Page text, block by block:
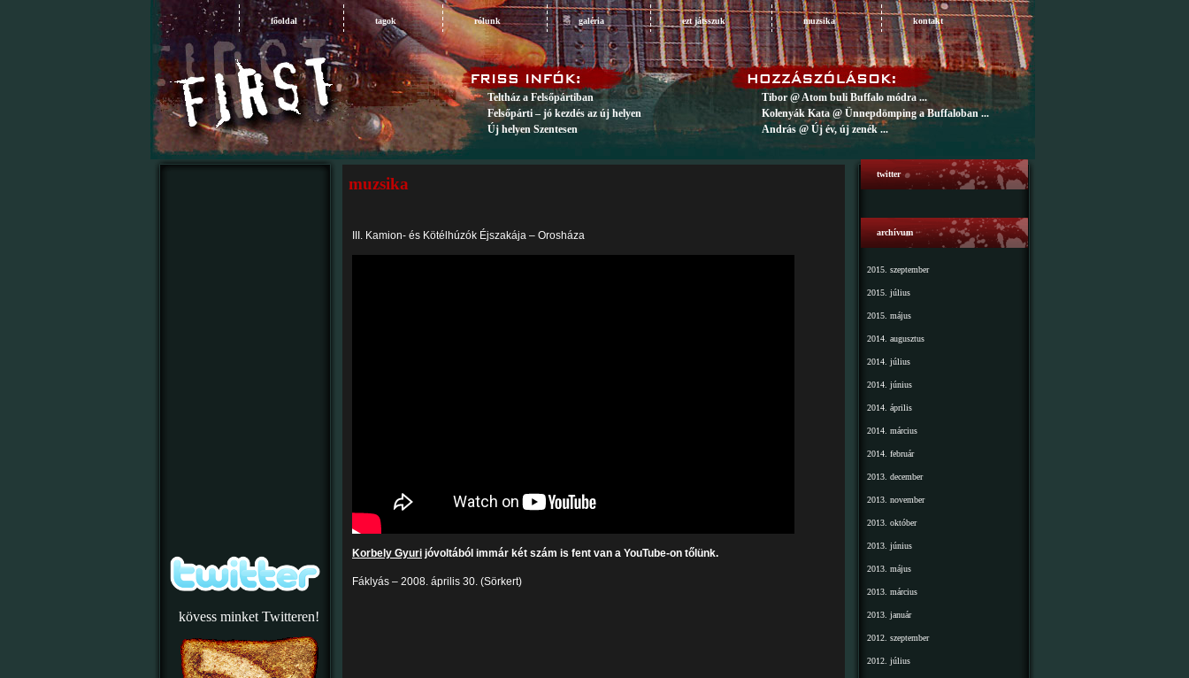
főoldal tagok rólunk galéria ezt játsszuk muzsika kontakt
Teltház a Felsőpártiban
Felsőpárti – jó kezdés az új helyen
Új helyen Szentesen
Tibor @ Atom buli Buffalo módra ...
Kolenyák Kata @ Ünnepdömping a Buffaloban ...
András @ Új év, új zenék ...
kövess minket Twitteren!
muzsika
III. Kamion- és Kötélhúzók Éjszakája – Orosháza
Korbely Gyuri jóvoltából immár két szám is fent van a YouTube-on tőlünk.
Fáklyás – 2008. április 30. (Sörkert)
twitter
archívum
2015. szeptember
2015. július
2015. május
2014. augusztus
2014. július
2014. június
2014. április
2014. március
2014. február
2013. december
2013. november
2013. október
2013. június
2013. május
2013. március
2013. január
2012. szeptember
2012. július